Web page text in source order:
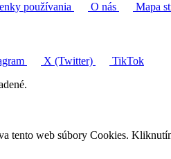
používania O nás Mapa
X (Twitter)
TikTok
tento web súbory Cookies.